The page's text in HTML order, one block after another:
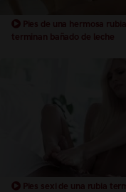
Pies de una hermosa rubia
terminan bañado de leche
Pies sexi de una rubia terminan